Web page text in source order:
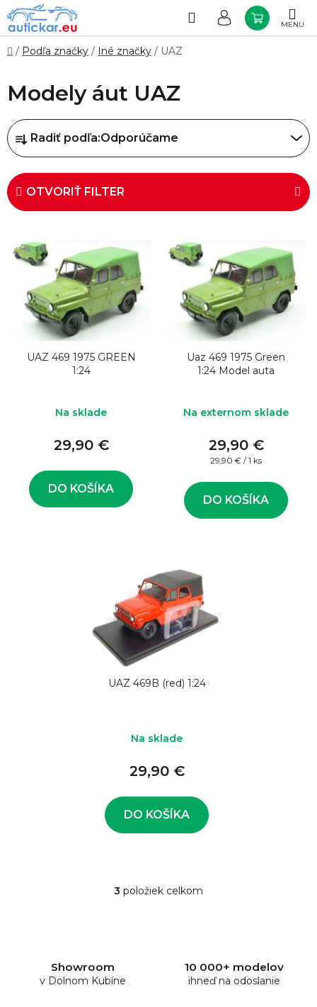
Prejsť
na
obsah
Hľadať
KOŠÍK
Domov
/ Podľa značky / Iné značky / UAZ
Modely áut UAZ
R
a
d
e
n
e
Radiť podľa:Odporúčame
OTVORIŤ FILTER
ý
UAZ 469 1975 GREEN
1:24
Na sklade
29,90 €
DO KOŠÍKA
Uaz 469 1975 Green
1:24 Model auta
Na externom sklade
29,90 €
Jednotková
29,90 € / 1 ks
DO KOŠÍKA
UAZ 469B (red) 1:24
Na sklade
29,90 €
DO KOŠÍKA
O
3 položiek celkom
Showroom
v Dolnom Kubíne
10 000+ modelov
ihneď na odoslanie